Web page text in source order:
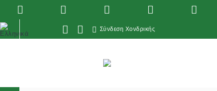
Σύνδεση Χονδρικής